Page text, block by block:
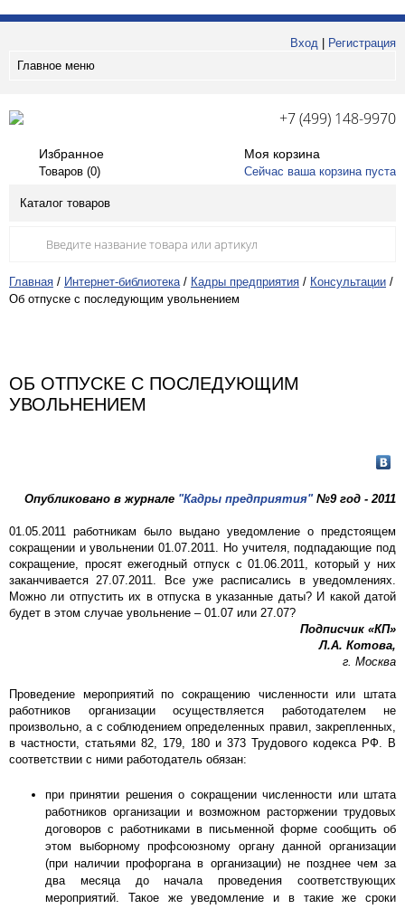
Вход
Регистрация
Главное меню
+7 (499) 148-9970
Избранное
Товаров (0)
Моя корзина
Сейчас ваша корзина пуста
Каталог товаров
Главная / Интернет-библиотека / Кадры предприятия / Консультации /
Об отпуске с последующим увольнением
ОБ ОТПУСКЕ С ПОСЛЕДУЮЩИМ
УВОЛЬНЕНИЕМ
Опубликовано в журнале "Кадры предприятия"№9 год - 2011
01.05.2011 работникам было выдано уведомление о предстоящем
сокращении и увольнении 01.07.2011. Но учителя, подпадающие под
сокращение, просят ежегодный отпуск с 01.06.2011, который у них
заканчивается 27.07.2011. Все уже расписались в уведомлениях.
Можно ли отпустить их в отпуска в указанные даты? И какой датой
будет в этом случае увольнение – 01.07 или 27.07?
Подписчик «КП»
Л.А. Котова,
г. Москва
Проведение мероприятий по сокращению численности или штата
работников организации осуществляется работодателем не
произвольно, а с соблюдением определенных правил, закрепленных,
в частности, статьями 82, 179, 180 и 373 Трудового кодекса РФ. В
соответствии с ними работодатель обязан:
при принятии решения о сокращении численности или штата
работников организации и возможном расторжении трудовых
договоров с работниками в письменной форме сообщить об
этом выборному профсоюзному органу данной организации
(при наличии профоргана в организации) не позднее чем за
два месяца до начала проведения соответствующих
мероприятий. Такое же уведомление и в такие же сроки